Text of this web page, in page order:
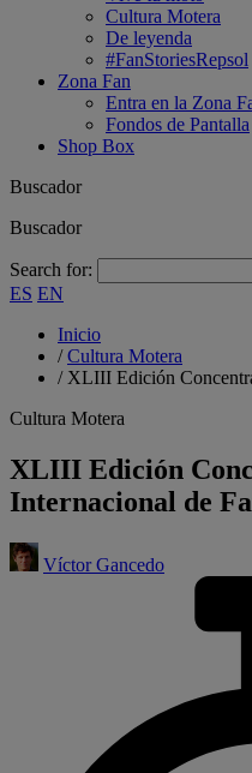
Cultura Motera
De leyenda
#FanStoriesRepsol
Zona Fan
Entra en la Zona
Fondos de Pantalla
Shop Box
Buscador
Buscador
Search for:
ES EN
Inicio
/Cultura Motera
/ XLIII Edición
Cultura Motera
XLIII Edición
Internacional de
Víctor Gancedo